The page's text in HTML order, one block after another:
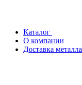
Каталог
О компании
Доставка металла